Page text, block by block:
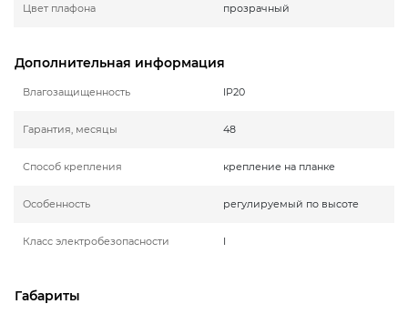
Цвет плафона
прозрачный
Дополнительная информация
Влагозащищенность IP20
Гарантия, месяцы 48
Способ крепления крепление на планке
Особенность регулируемый по высоте
Класс электробезопасности I
Габариты